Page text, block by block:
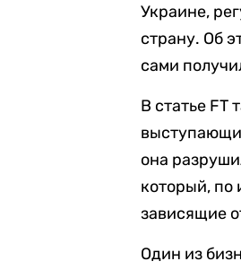
Украине,
страну. Об
сами
В статье FT
она
который, по
зависящие
Один из